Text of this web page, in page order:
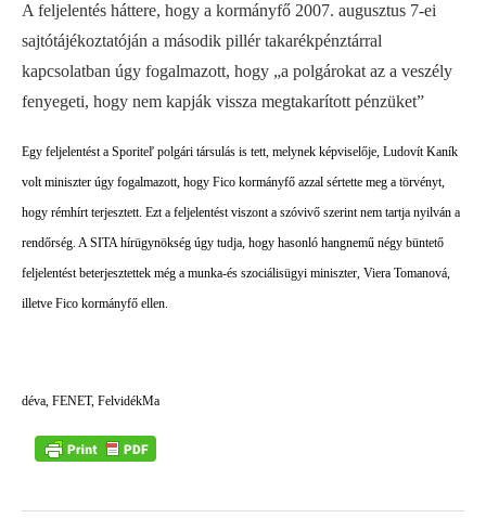
A feljelentés háttere, hogy a kormányfő 2007. augusztus 7-ei
sajtótájékoztatóján a második pillér takarékpénztárral
kapcsolatban úgy fogalmazott, hogy „a polgárokat az a veszély
fenyegeti, hogy nem kapják vissza megtakarított pénzüket”
Egy feljelentést a Sporiteľ polgári társulás is tett, melynek képviselője, Ludovít Kaník
volt miniszter úgy fogalmazott, hogy Fico kormányfő azzal sértette meg a törvényt,
hogy rémhírt terjesztett. Ezt a feljelentést viszont a szóvivő szerint nem tartja nyilván a
rendőrség. A SITA hírügynökség úgy tudja, hogy hasonló hangnemű négy büntető
feljelentést beterjesztettek még a munka-és szociálisügyi miniszter, Viera Tomanová,
illetve Fico kormányfő ellen.
déva, FENET, FelvidékMa